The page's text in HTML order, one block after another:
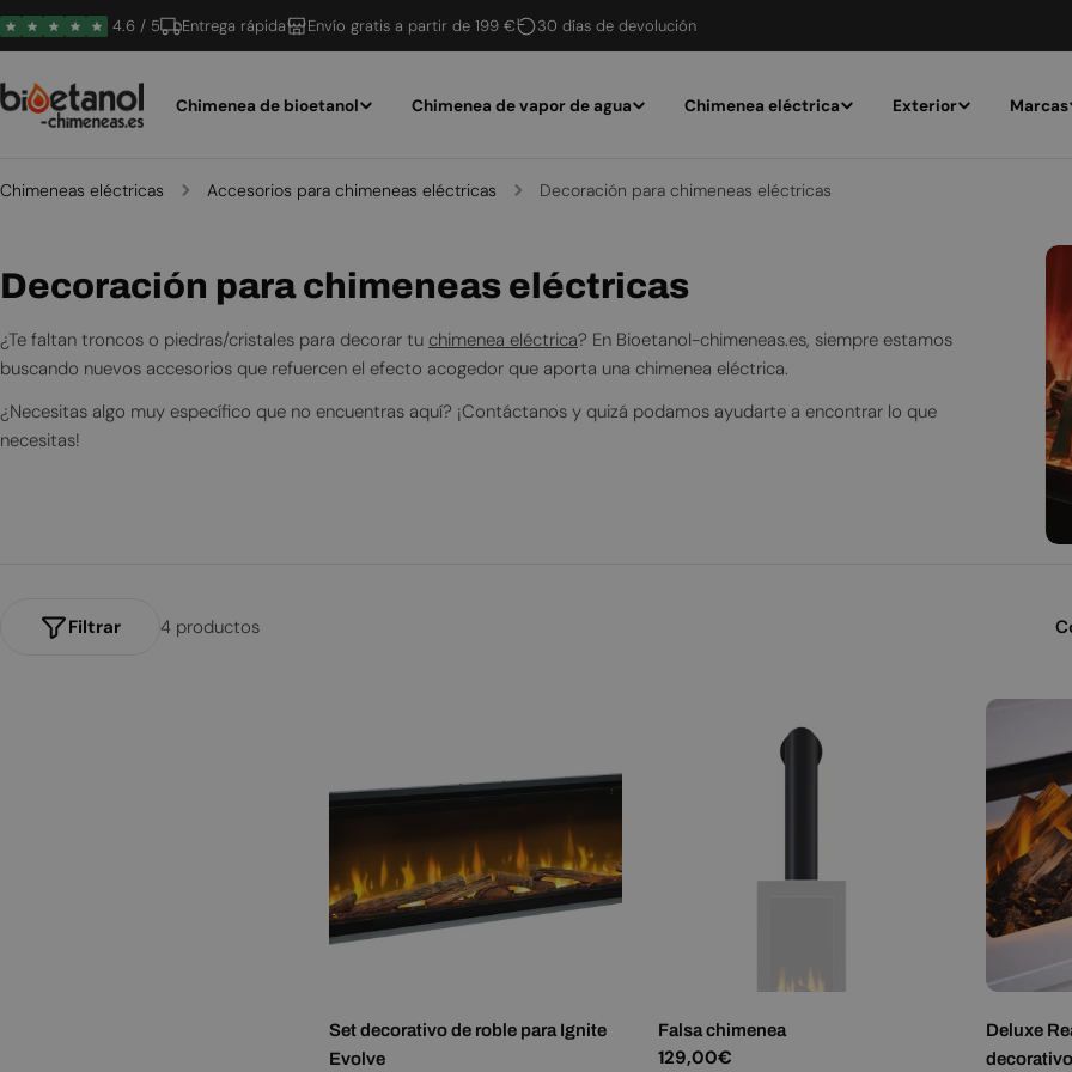
Saltar
al
4.6 / 5 Entrega rápida Envío gratis a partir de 199 € 30 días de devolución
Chimenea de bioetanol Chimenea de vapor de agua Chimenea eléctrica Exterior Marcas
Chimeneas eléctricas Accesorios para chimeneas eléctricas Decoración para chimeneas eléctricas
R
e
c
o
p
Decoración para chimeneas eléctricas
¿Te faltan troncos o piedras/cristales para decorar tu chimenea eléctrica? En Bioetanol-chimeneas.es, siempre estamos
buscando nuevos accesorios que refuercen el efecto acogedor que aporta una chimenea eléctrica.
¿Necesitas algo muy específico que no encuentras aquí? ¡Contáctanos y quizá podamos ayudarte a encontrar lo que
necesitas!
4 productos
Filtrar
Set decorativo de roble para Ignite
Evolve
Falsa chimenea
Precio
129,00€
Deluxe